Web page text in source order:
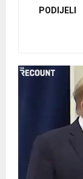
PODIJELI